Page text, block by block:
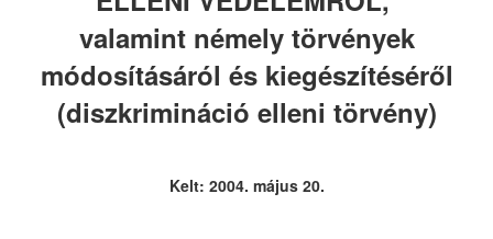
valamint némely törvények
módosításáról és kiegészítéséről
(diszkrimináció elleni törvény)
Kelt: 2004. május 20.